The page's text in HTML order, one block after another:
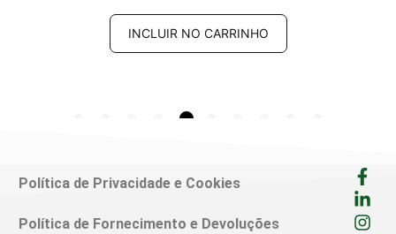
INCLUIR NO CARRINHO
Política de Privacidade e Cookies
Política de Fornecimento e Devoluções